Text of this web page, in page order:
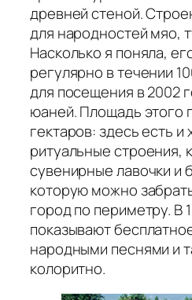
древней стеной.
для народностей мяо,
Насколько я поняла,
регулярно в течении
для посещения в 2002
юаней. Площадь этого
гектаров: здесь есть и
ритуальные строения,
сувенирные лавочки и
которую можно
город по периметру. В
показывают
народными песнями и
колоритно.